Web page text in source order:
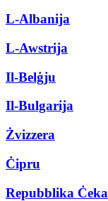
L-Albanija
L-Awstrija
Il-Belġju
Il-Bulgarija
Żvizzera
Ċipru
Repubblika Ċeka